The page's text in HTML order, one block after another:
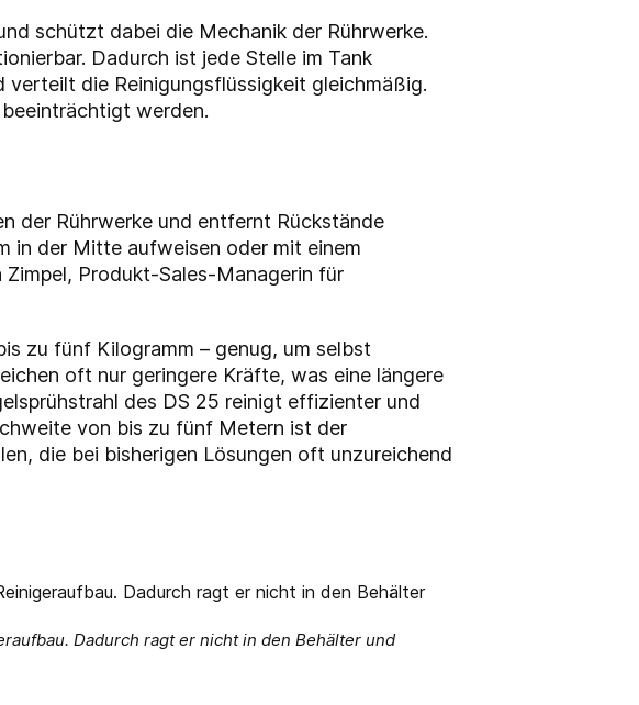
schützt dabei die Mechanik der Rührwerke.
Dadurch ist jede Stelle im Tank
die Reinigungsflüssigkeit gleichmäßig.
werden.
der Rührwerke und entfernt Rückstände
in der Mitte aufweisen oder mit einem
Zimpel, Produkt-Sales-Managerin für
zu fünf Kilogramm – genug, um selbst
oft nur geringere Kräfte, was eine längere
des DS 25 reinigt effizienter und
von bis zu fünf Metern ist der
die bei bisherigen Lösungen oft unzureichend
Dadurch ragt er nicht in den Behälter und